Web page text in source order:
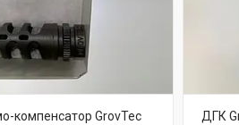
компенсатор GrovTec
ДГК